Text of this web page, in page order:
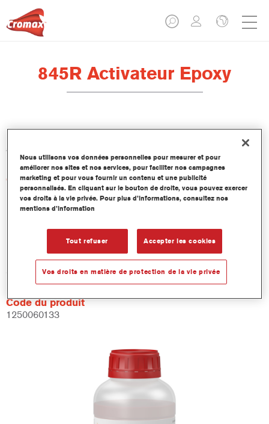
845R Activateur Epoxy
avec L'impression-apprêt 840R COV à base d'époxyde.
Caractéristiques du produit
Not available
Numéro article
845R 1.00 LI
Code du produit
1250060133
Nous utilisons vos données personnelles pour mesurer et pour
améliorer nos sites et nos services, pour faciliter nos campagnes
marketing et pour vous fournir un contenu et une publicité
personnalisés. En cliquant sur le bouton de droite, vous pouvez exercer
vos droits à la vie privée. Pour plus d’informations, consultez nos
mentions d’information
Tout refuser Accepter les cookies
Vos droits en matière de protection de la vie privée